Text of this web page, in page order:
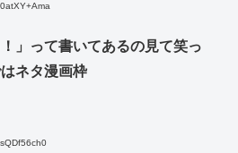
」って書いてあるの見て笑っ
ネタ漫画枠